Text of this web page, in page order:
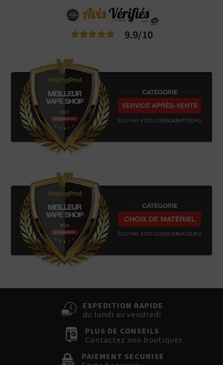
9.9/10
EXPEDITION RAPIDE
du lundi au vendredi
PLUS DE CONSEILS
Contactez nos boutiques
PAIEMENT SECURISE